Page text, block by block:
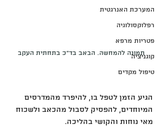
המערכת האנרגטית
רפלוקסולוגיה
פטריות מרפא
קוגניציה
טיפול מקדים
תמונה להמחשה. הבאב בד"כ בתחתית העקב
הגיע הזמן לטפל בו, להיפרד מהמדרסים
המיוחדים, להפסיק לסבול מהכאב ולשכוח
מאי נוחות והקושי בהליכה.